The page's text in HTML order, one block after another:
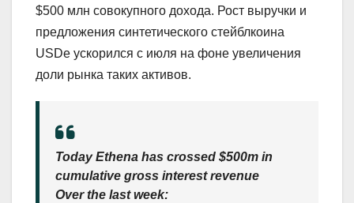
$500 млн совокупного дохода. Рост выручки и
предложения синтетического стейблкоина
USDe ускорился с июля на фоне увеличения
доли рынка таких активов.
Today Ethena has crossed $500m in
cumulative gross interest revenue
Over the last week: